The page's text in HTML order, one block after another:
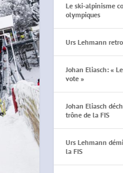
Le ski-alpinisme
olympiques
Urs Lehmann
Johan Eliasch: «
vote »
Johan Eliasch
trône de la FIS
Urs Lehmann
la FIS